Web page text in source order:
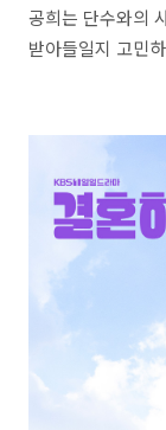
공희는 단수와의
받아들일지 고민